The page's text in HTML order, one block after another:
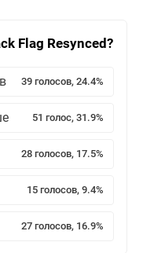
Flag Resynced?
39 голосов, 24.4%
51 голос, 31.9%
28 голосов, 17.5%
15 голосов, 9.4%
27 голосов, 16.9%